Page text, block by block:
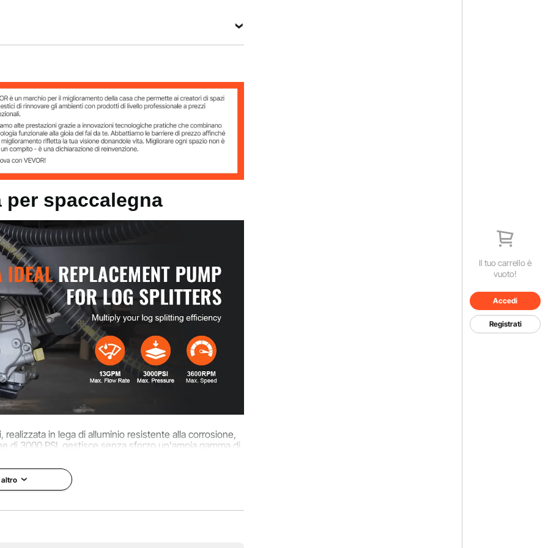
Il tuo carrello è
vuoto!
Accedi
Registrati
quadrato da 2" x 2" (vedi foto dell'elenco)
per spaccalegna
in lega di alluminio resistente alla corrosione,
di 3000 PSI, gestisce senza sforzo un'ampia gamma di
altro